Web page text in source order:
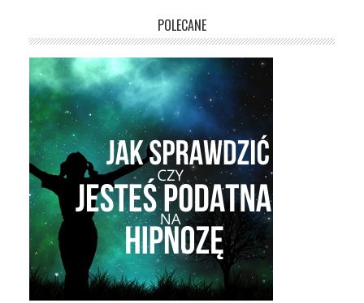
POLECANE